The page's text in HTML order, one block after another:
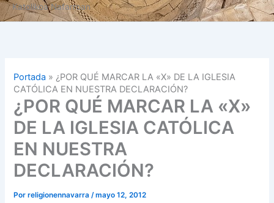
Katolikoa Nafarroan
Portada » ¿POR QUÉ MARCAR LA «X» DE LA IGLESIA
CATÓLICA EN NUESTRA DECLARACIÓN?
¿POR QUÉ MARCAR LA «X»
DE LA IGLESIA CATÓLICA
EN NUESTRA
DECLARACIÓN?
Porreligionennavarra/mayo 12, 2012